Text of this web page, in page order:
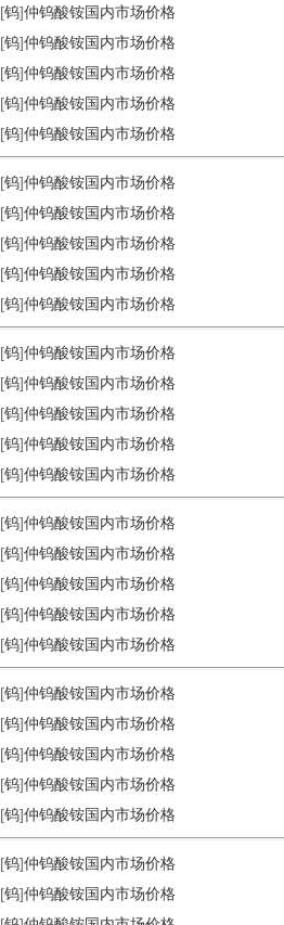
[钨]仲钨酸铵国内市场价格
[钨]仲钨酸铵国内市场价格
[钨]仲钨酸铵国内市场价格
[钨]仲钨酸铵国内市场价格
[钨]仲钨酸铵国内市场价格
[钨]仲钨酸铵国内市场价格
[钨]仲钨酸铵国内市场价格
[钨]仲钨酸铵国内市场价格
[钨]仲钨酸铵国内市场价格
[钨]仲钨酸铵国内市场价格
[钨]仲钨酸铵国内市场价格
[钨]仲钨酸铵国内市场价格
[钨]仲钨酸铵国内市场价格
[钨]仲钨酸铵国内市场价格
[钨]仲钨酸铵国内市场价格
[钨]仲钨酸铵国内市场价格
[钨]仲钨酸铵国内市场价格
[钨]仲钨酸铵国内市场价格
[钨]仲钨酸铵国内市场价格
[钨]仲钨酸铵国内市场价格
[钨]仲钨酸铵国内市场价格
[钨]仲钨酸铵国内市场价格
[钨]仲钨酸铵国内市场价格
[钨]仲钨酸铵国内市场价格
[钨]仲钨酸铵国内市场价格
[钨]仲钨酸铵国内市场价格
[钨]仲钨酸铵国内市场价格